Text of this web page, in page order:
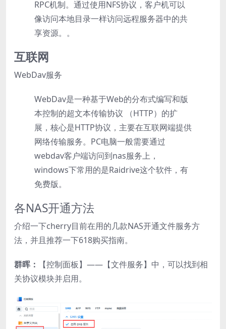
RPC机制。通过使用NFS协议，客户机可以
像访问本地目录一样访问远程服务器中的共
享资源。​。
互联网
WebDav服务
WebDav是一种基于Web的分布式编写和版
本控制的超文本传输协议 （HTTP）的扩
展，核心是HTTP协议，主要在互联网端提供
网络传输服务。PC电脑一般需要通过
webdav客户端访问到nas服务上，
windows下常用的是Raidrive这个软件，有
免费版。
各NAS开通方法
介绍一下cherry目前在用的几款NAS开通文件服务方
法，并且推荐一下618购买指南。
群晖：
【控制面板】——【文件服务】中，可以找到相
关协议模块并启用。